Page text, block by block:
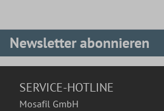
Newsletter abonnieren
SERVICE-HOTLINE
Mosafil GmbH